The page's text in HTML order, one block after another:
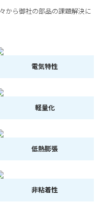
から御社の部品の課題解決に
電気特性
軽量化
低熱膨張
非粘着性